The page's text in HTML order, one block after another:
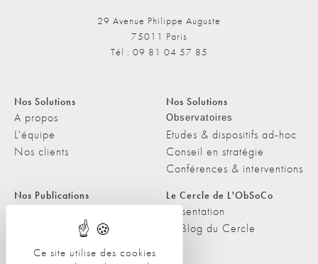
Ce site utilise des cookies
29 Avenue Philippe Auguste
75011 Paris
Tél : 09 81 04 57 85
Nos Solutions
A propos
L'équipe
Nos clients
Nos Solutions
Observatoires
Etudes & dispositifs ad-hoc
Conseil en stratégie
Conférences & interventions
Nos Publications
Les Podcasts de L'ObSoCo
L'ObSoCo dans les médias
Le Cercle de L'ObSoCo
Présentation
Le Blog du Cercle